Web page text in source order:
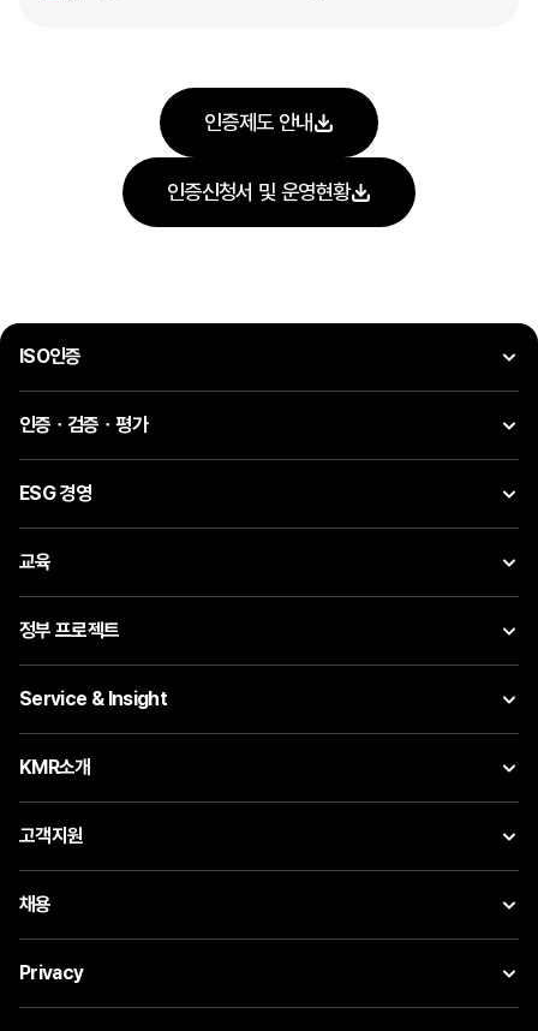
인증제도 안내
인증신청서 및 운영현황
ISO인증
인증ㆍ검증ㆍ평가
ESG 경영
교육
정부 프로젝트
Service & Insight
KMR소개
고객지원
채용
Privacy